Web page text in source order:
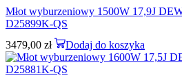
Młot wyburzeniowy 1500W 17,9J
D25899K-QS
3479,00 zł Dodaj do koszyka